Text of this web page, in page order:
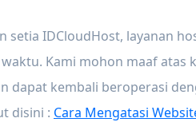
setia IDCloudHost, layanan
Kami mohon maaf atas
dapat kembali beroperasi
disini : Cara Mengatasi